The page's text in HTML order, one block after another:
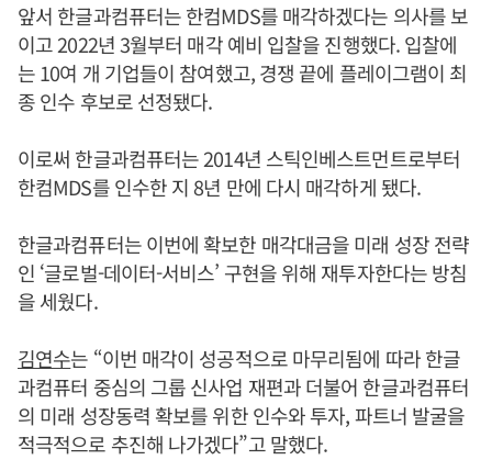
앞서 한글과컴퓨터는 한컴MDS를 매각하겠다는 의사를 보
이고 2022년 3월부터 매각 예비 입찰을 진행했다. 입찰에
는 10여 개 기업들이 참여했고, 경쟁 끝에 플레이그램이 최
종 인수 후보로 선정됐다.
이로써 한글과컴퓨터는 2014년 스틱인베스트먼트로부터
한컴MDS를 인수한 지 8년 만에 다시 매각하게 됐다.
한글과컴퓨터는 이번에 확보한 매각대금을 미래 성장 전략
인 ‘글로벌-데이터-서비스’ 구현을 위해 재투자한다는 방침
을 세웠다.
김연수는 “이번 매각이 성공적으로 마무리됨에 따라 한글
과컴퓨터 중심의 그룹 신사업 재편과 더불어 한글과컴퓨터
의 미래 성장동력 확보를 위한 인수와 투자, 파트너 발굴을
적극적으로 추진해 나가겠다”고 말했다.